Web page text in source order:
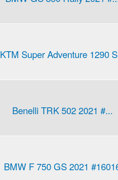
KTM Super Adventure 1290
Benelli TRK 502 2021 #...
BMW F 750 GS 2021